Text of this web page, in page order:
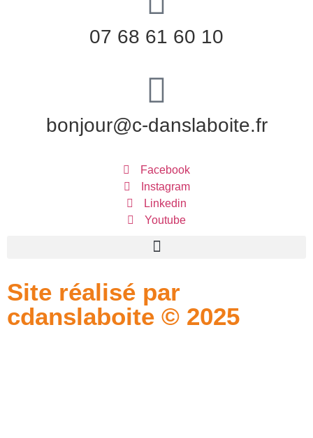
07 68 61 60 10
bonjour@c-danslaboite.fr
Facebook
Instagram
Linkedin
Youtube
Site réalisé par
cdanslaboite © 2025